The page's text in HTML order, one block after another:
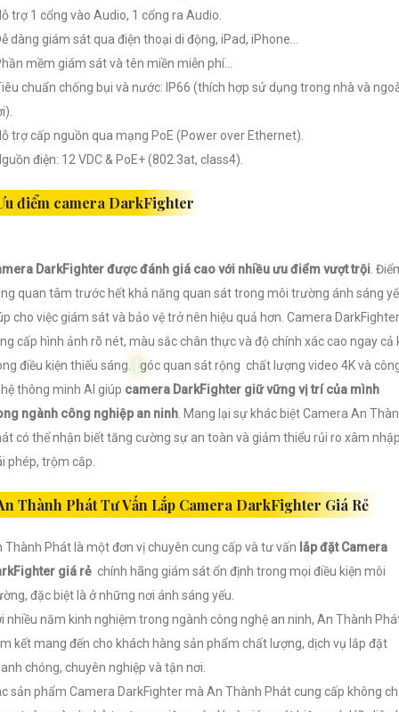
trợ 1 cổng vào Audio, 1 cổng ra Audio.
dàng giám sát qua điện thoại di động, iPad, iPhone…
mềm giám sát và tên miền miễn phí…
chuẩn chống bụi và nước: IP66 (thích hợp sử dụng trong nhà và
trợ cấp nguồn qua mạng PoE (Power over Ethernet).
điện: 12 VDC & PoE+ (802.3at, class4).
điểm camera DarkFighter
DarkFighter được đánh giá cao với nhiều ưu điểm vượt trội .
quan tâm trước hết khả năng quan sát trong môi trường ánh sáng
cho việc giám sát và bảo vệ trở nên hiệu quả hơn. Camera DarkFighter
cấp hình ảnh rõ nét, màu sắc chân thực và độ chính xác cao ngay cả
điều kiện thiếu sáng.
góc quan sát rộng chất lượng video 4K và
thông minh AI giúp camera DarkFighter giữ vững vị trí của mình
ngành công nghiệp an ninh . Mang lại sự khác biệt Camera An
có thể nhận biết tăng cường sự an toàn và giảm thiểu rủi ro xâm
phép, trộm cắp.
Thành Phát Tư Vấn Lắp Camera DarkFighter Giá Rẻ
Thành Phát là một đơn vị chuyên cung cấp và tư vấn lắp đặt Camera
giá rẻ chính hãng giám sát ổn định trong mọi điều kiện môi
đặc biệt là ở những nơi ánh sáng yếu.
nhiều năm kinh nghiệm trong ngành công nghệ an ninh, An Thành
kết mang đến cho khách hàng sản phẩm chất lượng, dịch vụ lắp đặt
chóng, chuyên nghiệp và tận nơi.
sản phẩm Camera DarkFighter mà An Thành Phát cung cấp không